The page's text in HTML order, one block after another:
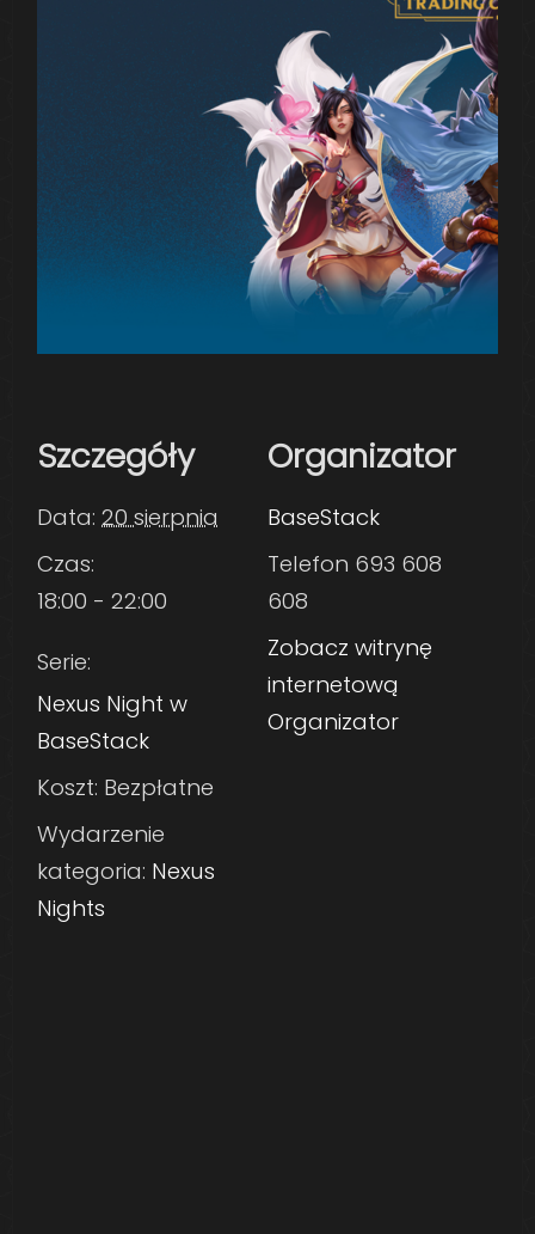
Szczegóły
Data: 20 sierpnia
Czas:
18:00 - 22:00
Serie:
Nexus Night w
BaseStack
Koszt: Bezpłatne
Wydarzenie
kategoria: Nexus
Nights
Organizator
BaseStack
Telefon 693 608
608
Zobacz witrynę
internetową
Organizator